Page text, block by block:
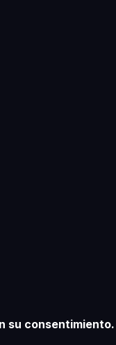
su consentimiento.